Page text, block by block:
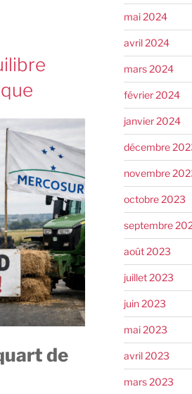
de
mai 2024
avril 2024
mars 2024
février 2024
janvier 2024
décembre
novembre
octobre 2023
septembre
août 2023
juillet 2023
juin 2023
mai 2023
avril 2023
mars 2023